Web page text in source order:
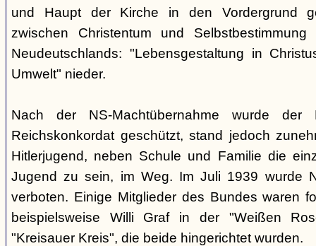
und Haupt der Kirche in den Vordergrund
zwischen Christentum und
Neudeutschlands: "Lebensgestaltung in
Umwelt" nieder.
Nach der NS-Machtübernahme wurde
Reichskonkordat geschützt, stand jedoch
Hitlerjugend, neben Schule und Familie die
Jugend zu sein, im Weg. Im Juli 1939 wurde
verboten. Einige Mitglieder des Bundes waren
beispielsweise Willi Graf in der "Weißen
"Kreisauer Kreis", die beide hingerichtet wurden.